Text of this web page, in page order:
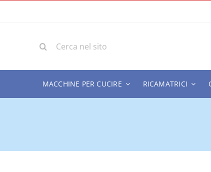
per:
MACCHINE PER CUCIRE RICAMATRICI